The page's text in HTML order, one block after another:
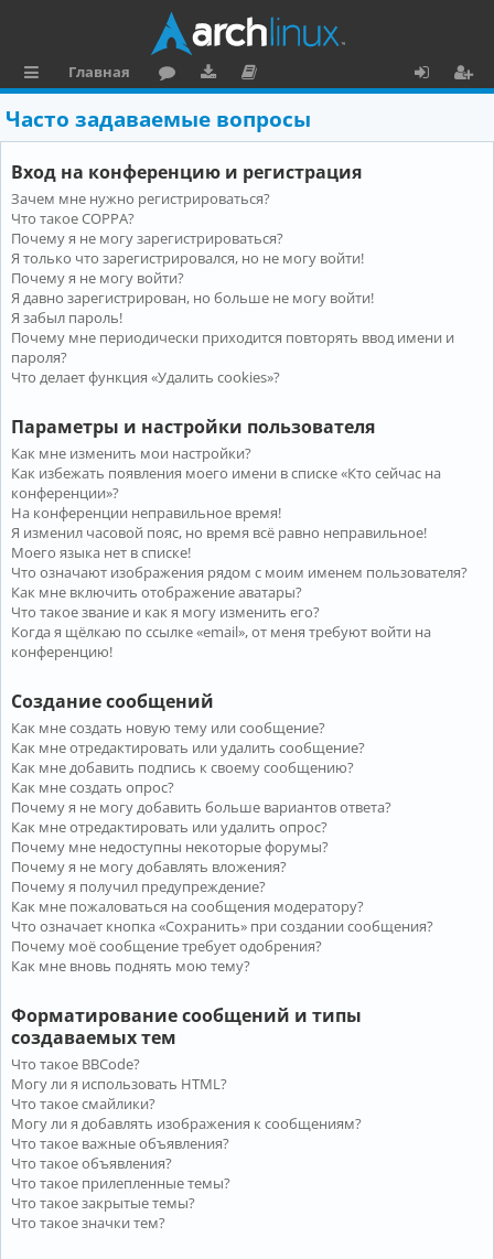
ы
л
к
и
Главная
ру
м
ру
зк
и
ку
м
е
н
та
ц
и
я
о
и
Часто задаваемые вопросы
Вход на конференцию и регистрация
Зачем мне нужно регистрироваться?
Что такое COPPA?
Почему я не могу зарегистрироваться?
Я только что зарегистрировался, но не могу войти!
Почему я не могу войти?
Я давно зарегистрирован, но больше не могу войти!
Я забыл пароль!
Почему мне периодически приходится повторять ввод имени и
пароля?
Что делает функция «Удалить cookies»?
Параметры и настройки пользователя
Как мне изменить мои настройки?
Как избежать появления моего имени в списке «Кто сейчас на
конференции»?
На конференции неправильное время!
Я изменил часовой пояс, но время всё равно неправильное!
Моего языка нет в списке!
Что означают изображения рядом с моим именем пользователя?
Как мне включить отображение аватары?
Что такое звание и как я могу изменить его?
Когда я щёлкаю по ссылке «email», от меня требуют войти на
конференцию!
Создание сообщений
Как мне создать новую тему или сообщение?
Как мне отредактировать или удалить сообщение?
Как мне добавить подпись к своему сообщению?
Как мне создать опрос?
Почему я не могу добавить больше вариантов ответа?
Как мне отредактировать или удалить опрос?
Почему мне недоступны некоторые форумы?
Почему я не могу добавлять вложения?
Почему я получил предупреждение?
Как мне пожаловаться на сообщения модератору?
Что означает кнопка «Сохранить» при создании сообщения?
Почему моё сообщение требует одобрения?
Как мне вновь поднять мою тему?
Форматирование сообщений и типы
создаваемых тем
Что такое BBCode?
Могу ли я использовать HTML?
Что такое смайлики?
Могу ли я добавлять изображения к сообщениям?
Что такое важные объявления?
Что такое объявления?
Что такое прилепленные темы?
Что такое закрытые темы?
Что такое значки тем?